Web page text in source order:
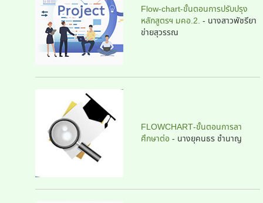
Flow-chart-ขั้นตอนการปรับปรุง
หลักสูตรฯ มคอ.2. - นางสาวพัชรียา
ข่ายสุวรรณ
FLOWCHART-ขั้นตอนการลา
ศึกษาต่อ - นางยุคนธร ชำนาญ